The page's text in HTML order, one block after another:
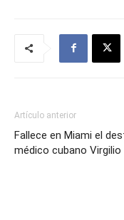
Artículo anterior
Fallece en Miami el
médico cubano Virgilio